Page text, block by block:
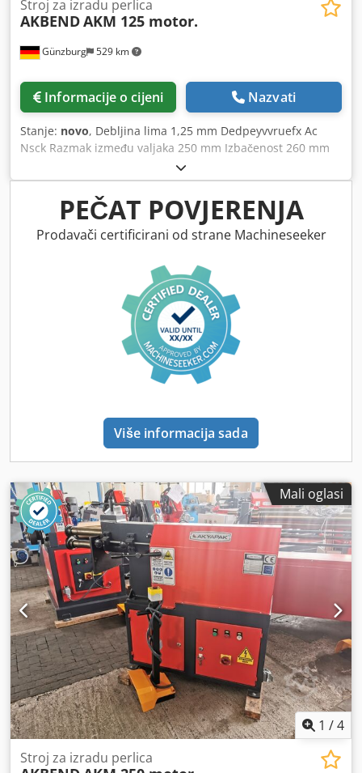
Günzburg 529 km
Stroj za izradu perlica
AKBENDAKM 125 motor.
Informacije o cijeni Nazvati
Stanje: novo, Debljina lima 1,25 mm Dedpeyvvruefx Ac
Nsck Razmak između valjaka 250 mm Izbačenost 260 mm
Razmak između središta valjaka 62 mm Prihvat 26 mm
Brzina 6,3 m/min Ukupna potrebna snaga 0,7 kW Težina
170 kg Dimenzije D-Š-V 1020x600x1500 mm Oprema: -
Motorizirani stroj za utiskivanje žljebova - 5 kompleta
utisnih valjaka - Nožna pedala
PEČAT POVJERENJA
Prodavači certificirani od strane Machineseeker
Više informacija sada
Mali oglasi
1 /4
Stroj za izradu perlica